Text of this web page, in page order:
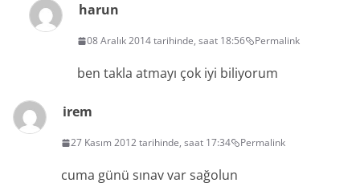
harun
08 Aralık 2014 tarihinde, saat 18:56 Permalink
ben takla atmayı çok iyi biliyorum
irem
27 Kasım 2012 tarihinde, saat 17:34 Permalink
cuma günü sınav var sağolun